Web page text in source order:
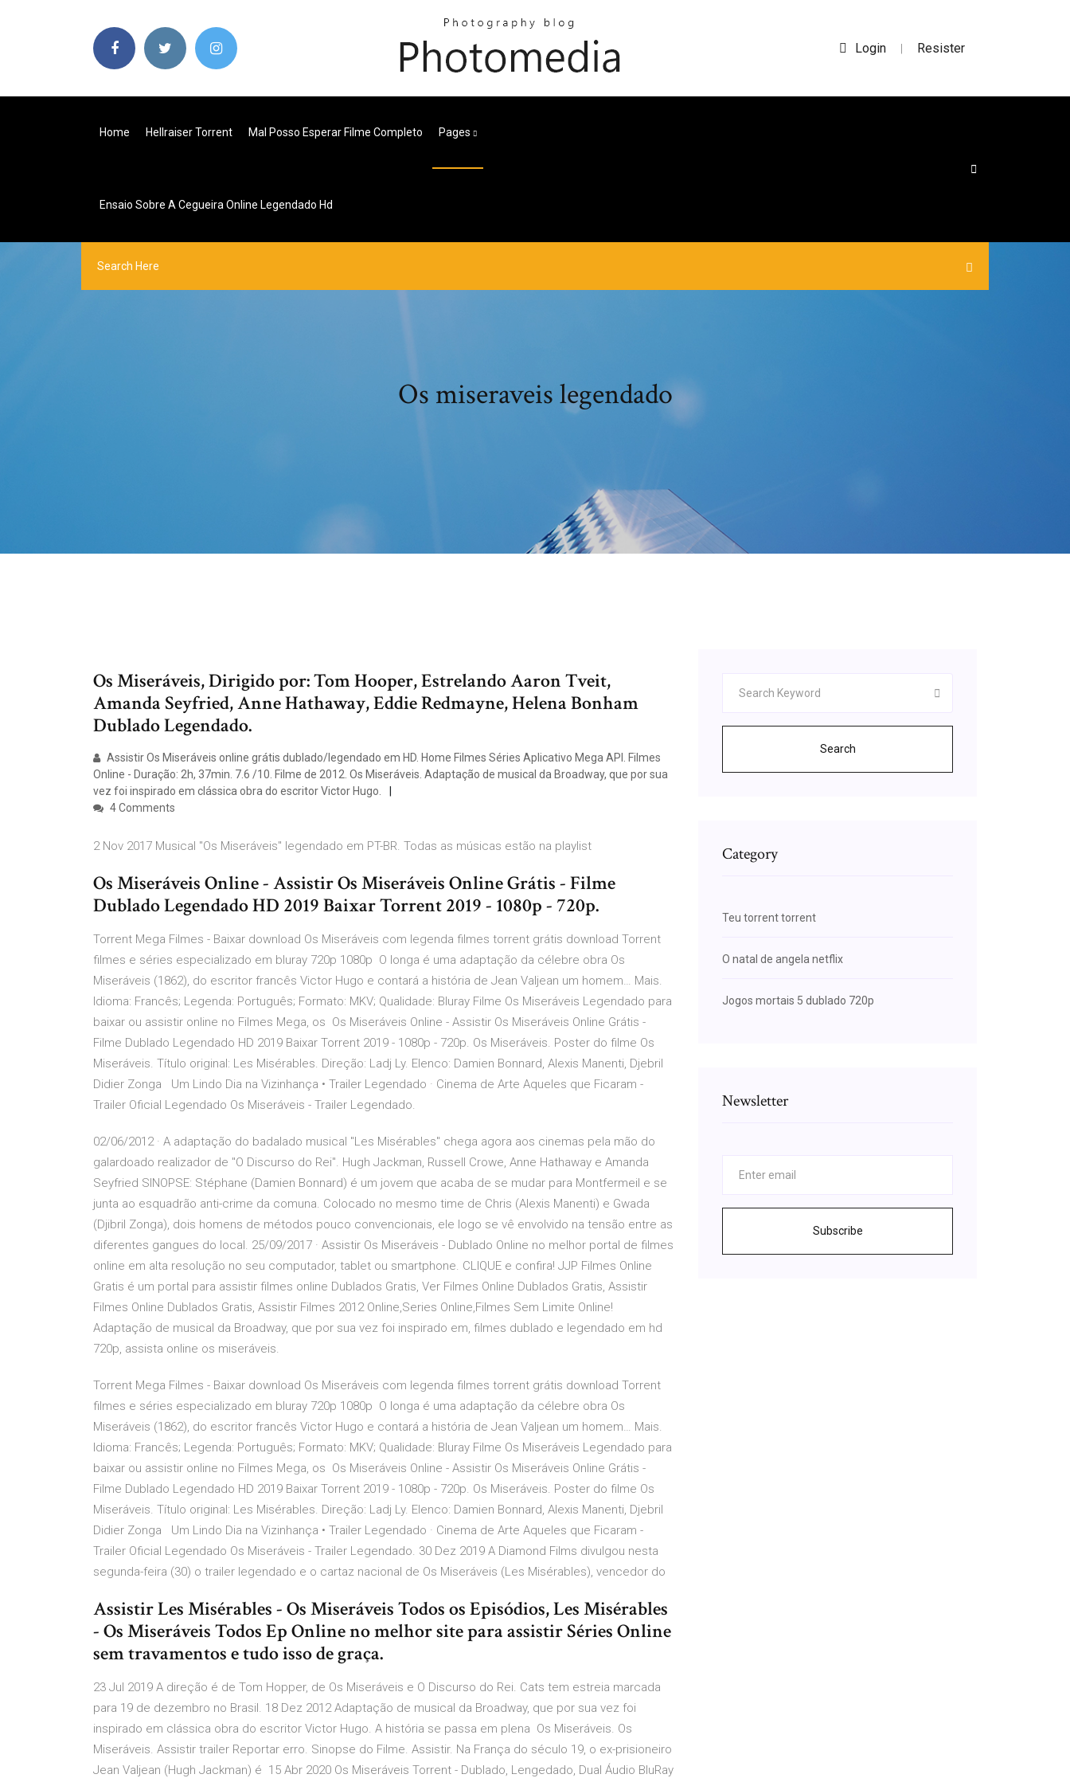
Login | Resister
Home Hellraiser Torrent Mal Posso Esperar Filme Completo Pages
Ensaio Sobre A Cegueira Online Legendado Hd
Os miseraveis legendado
Os Miseráveis, Dirigido por: Tom Hooper, Estrelando Aaron Tveit,
Amanda Seyfried, Anne Hathaway, Eddie Redmayne, Helena Bonham
Dublado Legendado.
Assistir Os Miseráveis online grátis dublado/legendado em HD. Home Filmes Séries Aplicativo Mega API. Filmes
Online - Duração: 2h, 37min. 7.6 /10. Filme de 2012. Os Miseráveis. Adaptação de musical da Broadway, que por sua
vez foi inspirado em clássica obra do escritor Victor Hugo.
4 Comments
2 Nov 2017 Musical "Os Miseráveis" legendado em PT-BR. Todas as músicas estão na playlist
Os Miseráveis Online - Assistir Os Miseráveis Online Grátis - Filme
Dublado Legendado HD 2019 Baixar Torrent 2019 - 1080p - 720p.
Torrent Mega Filmes - Baixar download Os Miseráveis com legenda filmes torrent grátis download Torrent
filmes e séries especializado em bluray 720p 1080p O longa é uma adaptação da célebre obra Os
Miseráveis (1862), do escritor francês Victor Hugo e contará a história de Jean Valjean um homem… Mais.
Idioma: Francês; Legenda: Português; Formato: MKV; Qualidade: Bluray Filme Os Miseráveis Legendado para
baixar ou assistir online no Filmes Mega, os Os Miseráveis Online - Assistir Os Miseráveis Online Grátis -
Filme Dublado Legendado HD 2019 Baixar Torrent 2019 - 1080p - 720p. Os Miseráveis. Poster do filme Os
Miseráveis. Título original: Les Misérables. Direção: Ladj Ly. Elenco: Damien Bonnard, Alexis Manenti, Djebril
Didier Zonga Um Lindo Dia na Vizinhança • Trailer Legendado · Cinema de Arte Aqueles que Ficaram -
Trailer Oficial Legendado Os Miseráveis - Trailer Legendado.
02/06/2012 · A adaptação do badalado musical "Les Misérables" chega agora aos cinemas pela mão do
galardoado realizador de "O Discurso do Rei". Hugh Jackman, Russell Crowe, Anne Hathaway e Amanda
Seyfried SINOPSE: Stéphane (Damien Bonnard) é um jovem que acaba de se mudar para Montfermeil e se
junta ao esquadrão anti-crime da comuna. Colocado no mesmo time de Chris (Alexis Manenti) e Gwada
(Djibril Zonga), dois homens de métodos pouco convencionais, ele logo se vê envolvido na tensão entre as
diferentes gangues do local. 25/09/2017 · Assistir Os Miseráveis - Dublado Online no melhor portal de filmes
online em alta resolução no seu computador, tablet ou smartphone. CLIQUE e confira! JJP Filmes Online
Gratis é um portal para assistir filmes online Dublados Gratis, Ver Filmes Online Dublados Gratis, Assistir
Filmes Online Dublados Gratis, Assistir Filmes 2012 Online,Series Online,Filmes Sem Limite Online!
Adaptação de musical da Broadway, que por sua vez foi inspirado em, filmes dublado e legendado em hd
720p, assista online os miseráveis.
Torrent Mega Filmes - Baixar download Os Miseráveis com legenda filmes torrent grátis download Torrent
filmes e séries especializado em bluray 720p 1080p O longa é uma adaptação da célebre obra Os
Miseráveis (1862), do escritor francês Victor Hugo e contará a história de Jean Valjean um homem… Mais.
Idioma: Francês; Legenda: Português; Formato: MKV; Qualidade: Bluray Filme Os Miseráveis Legendado para
baixar ou assistir online no Filmes Mega, os Os Miseráveis Online - Assistir Os Miseráveis Online Grátis -
Filme Dublado Legendado HD 2019 Baixar Torrent 2019 - 1080p - 720p. Os Miseráveis. Poster do filme Os
Miseráveis. Título original: Les Misérables. Direção: Ladj Ly. Elenco: Damien Bonnard, Alexis Manenti, Djebril
Didier Zonga Um Lindo Dia na Vizinhança • Trailer Legendado · Cinema de Arte Aqueles que Ficaram -
Trailer Oficial Legendado Os Miseráveis - Trailer Legendado. 30 Dez 2019 A Diamond Films divulgou nesta
segunda-feira (30) o trailer legendado e o cartaz nacional de Os Miseráveis (Les Misérables), vencedor do
Assistir Les Misérables - Os Miseráveis Todos os Episódios, Les Misérables
- Os Miseráveis Todos Ep Online no melhor site para assistir Séries Online
sem travamentos e tudo isso de graça.
23 Jul 2019 A direção é de Tom Hopper, de Os Miseráveis e O Discurso do Rei. Cats tem estreia marcada
para 19 de dezembro no Brasil. 18 Dez 2012 Adaptação de musical da Broadway, que por sua vez foi
inspirado em clássica obra do escritor Victor Hugo. A história se passa em plena Os Miseráveis. Os
Miseráveis. Assistir trailer Reportar erro. Sinopse do Filme. Assistir. Na França do século 19, o ex-prisioneiro
Jean Valjean (Hugh Jackman) é 15 Abr 2020 Os Miseráveis Torrent - Dublado, Lengedado, Dual Áudio BluRay
Search
Category
Teu torrent torrent
O natal de angela netflix
Jogos mortais 5 dublado 720p
Newsletter
Subscribe